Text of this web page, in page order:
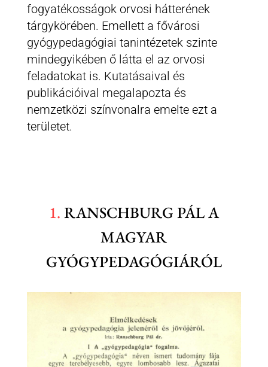
fogyatékosságok orvosi hátterének
tárgykörében. Emellett a fővárosi
gyógypedagógiai tanintézetek szinte
mindegyikében ő látta el az orvosi
feladatokat is. Kutatásaival és
publikációival megalapozta és
nemzetközi színvonalra emelte ezt a
területet.
1. RANSCHBURG PÁL A
MAGYAR
GYÓGYPEDAGÓGIÁRÓL